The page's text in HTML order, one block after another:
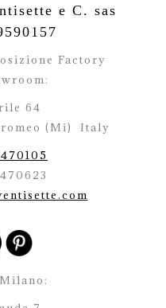
e C. sas
Factory
64
(Mi)
Italy